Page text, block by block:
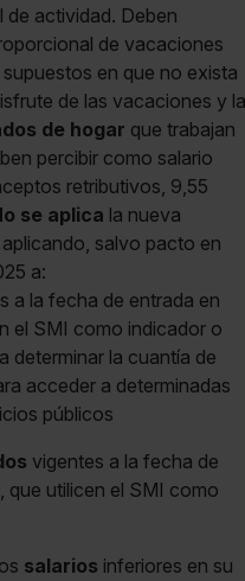
de actividad. Deben
de vacaciones
en que no exista
de las vacaciones y la
de hogar que trabajan
percibir como salario
retributivos, 9,55
se aplica la nueva
salvo pacto en
a:
a la fecha de entrada en
el SMI como indicador o
determinar la cuantía de
acceder a determinadas
públicos
vigentes a la fecha de
que utilicen el SMI como
salarios inferiores en su